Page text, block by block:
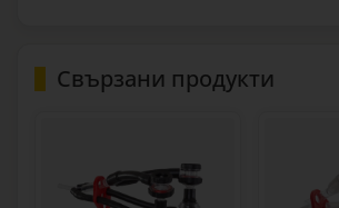
Свързани продукти